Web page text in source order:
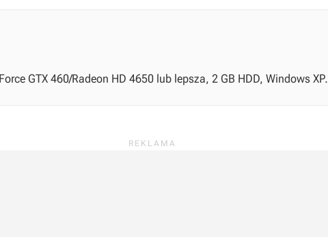
GTX 460/Radeon HD 4650 lub lepsza, 2 GB HDD, Windows XP.